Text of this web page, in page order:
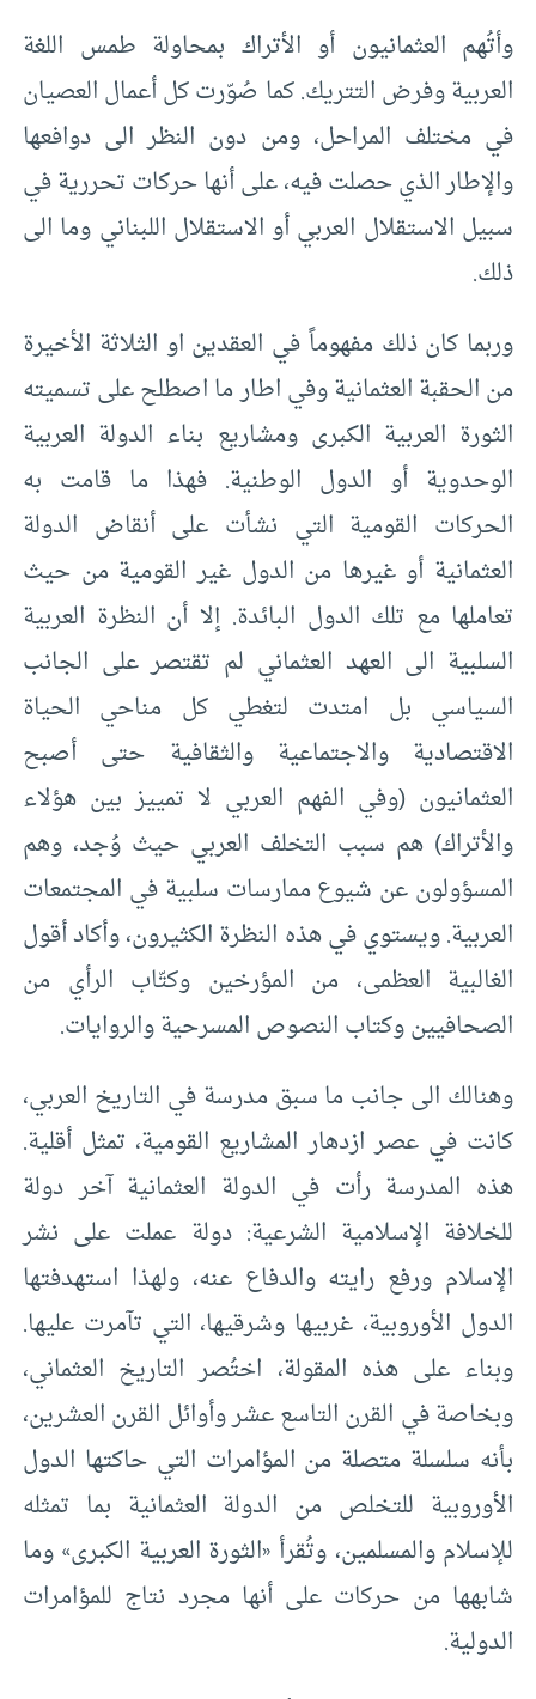
وأتُهم العثمانيون أو الأتراك بمحاولة طمس اللغة
العربية وفرض التتريك. كما صُوّرت كل أعمال العصيان
في مختلف المراحل، ومن دون النظر الى دوافعها
والإطار الذي حصلت فيه، على أنها حركات تحررية في
سبيل الاستقلال العربي أو الاستقلال اللبناني وما الى
ذلك.
وربما كان ذلك مفهوماً في العقدين او الثلاثة الأخيرة
من الحقبة العثمانية وفي اطار ما اصطلح على تسميته
الثورة العربية الكبرى ومشاريع بناء الدولة العربية
الوحدوية أو الدول الوطنية. فهذا ما قامت به
الحركات القومية التي نشأت على أنقاض الدولة
العثمانية أو غيرها من الدول غير القومية من حيث
تعاملها مع تلك الدول البائدة. إلا أن النظرة العربية
السلبية الى العهد العثماني لم تقتصر على الجانب
السياسي بل امتدت لتغطي كل مناحي الحياة
الاقتصادية والاجتماعية والثقافية حتى أصبح
العثمانيون (وفي الفهم العربي لا تمييز بين هؤلاء
والأتراك) هم سبب التخلف العربي حيث وُجد، وهم
المسؤولون عن شيوع ممارسات سلبية في المجتمعات
العربية. ويستوي في هذه النظرة الكثيرون، وأكاد أقول
الغالبية العظمى، من المؤرخين وكتّاب الرأي من
الصحافيين وكتاب النصوص المسرحية والروايات.
وهنالك الى جانب ما سبق مدرسة في التاريخ العربي،
كانت في عصر ازدهار المشاريع القومية، تمثل أقلية.
هذه المدرسة رأت في الدولة العثمانية آخر دولة
للخلافة الإسلامية الشرعية: دولة عملت على نشر
الإسلام ورفع رايته والدفاع عنه، ولهذا استهدفتها
الدول الأوروبية، غربيها وشرقيها، التي تآمرت عليها.
وبناء على هذه المقولة، اختُصر التاريخ العثماني،
وبخاصة في القرن التاسع عشر وأوائل القرن العشرين،
بأنه سلسلة متصلة من المؤامرات التي حاكتها الدول
الأوروبية للتخلص من الدولة العثمانية بما تمثله
للإسلام والمسلمين، وتُقرأ «الثورة العربية الكبرى» وما
شابهها من حركات على أنها مجرد نتاج للمؤامرات
الدولية.